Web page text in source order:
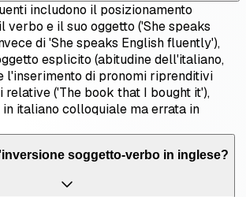
includono il posizionamento
e il suo oggetto ('She speaks
di 'She speaks English fluently'),
esplicito (abitudine dell'italiano,
l'inserimento di pronomi riprenditivi
('The book that I bought it'),
italiano colloquiale ma errata in
soggetto-verbo in inglese?